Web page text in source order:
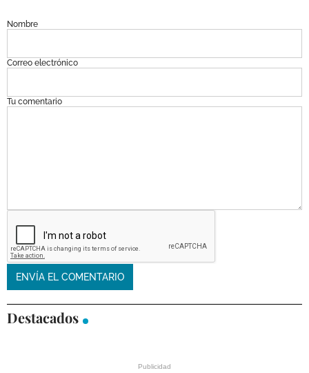
Nombre
Correo electrónico
Tu comentario
Destacados